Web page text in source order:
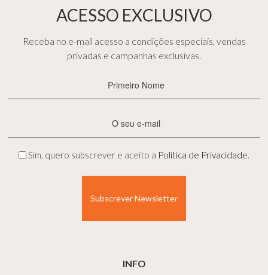
ACESSO EXCLUSIVO
Receba no e-mail acesso a condições especiais, vendas
privadas e campanhas exclusivas.
Nome
mail
Privacidade
Sim, quero subscrever e aceito a Política de Privacidade.
INFO